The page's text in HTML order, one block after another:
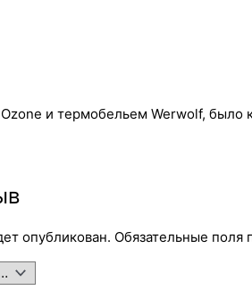
и термобельем Werwolf, было
опубликован. Обязательные поля